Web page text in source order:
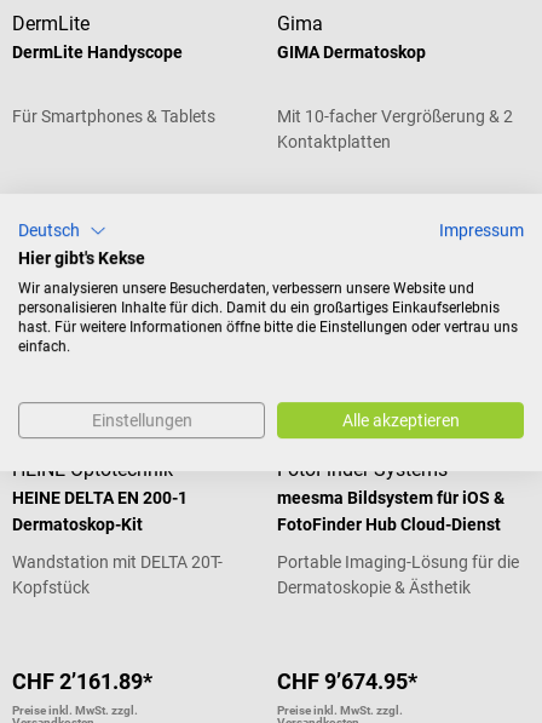
DermLite
DermLite Handyscope
Für Smartphones & Tablets
CHF 1’058.30*
Preise inkl. MwSt. zzgl.
Versandkosten
Gima
GIMA Dermatoskop
Mit 10-facher Vergrößerung & 2
Kontaktplatten
CHF 244.20*
Preise inkl. MwSt. zzgl.
Versandkosten
HEINE Optotechnik
HEINE DELTA EN 200-1
Dermatoskop-Kit
Wandstation mit DELTA 20T-
Kopfstück
CHF 2’161.89*
Preise inkl. MwSt. zzgl.
FotoFinder Systems
meesma Bildsystem für iOS &
FotoFinder Hub Cloud-Dienst
Portable Imaging-Lösung für die
Dermatoskopie & Ästhetik
CHF 9’674.95*
Preise inkl. MwSt. zzgl.
Deutsch
Impressum
Hier gibt's Kekse
Wir analysieren unsere Besucherdaten, verbessern unsere Website und
personalisieren Inhalte für dich. Damit du ein großartiges Einkaufserlebnis
hast. Für weitere Informationen öffne bitte die Einstellungen oder vertrau uns
einfach.
Einstellungen Alle akzeptieren